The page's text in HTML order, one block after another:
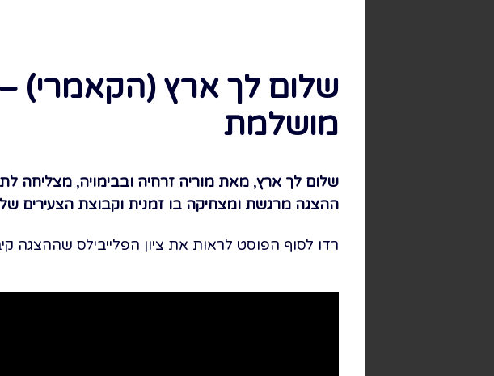
שלום לך ארץ (הקאמרי)
מושלמת
שלום לך ארץ, מאת מוריה זרחיה ובבימויה, מצליחה
ההצגה מרגשת ומצחיקה בו זמנית וקבוצת הצעירים
רדו לסוף הפוסט לראות את ציון הפלייבילס שההצגה